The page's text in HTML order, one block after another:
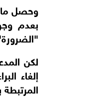
بعدم
لكن
إلغاء